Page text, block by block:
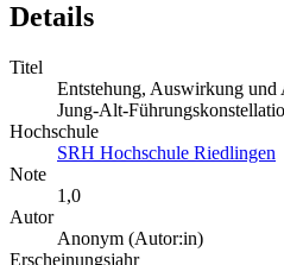
Details
Titel
Entstehung, Auswirkung
Jung-Alt-
Hochschule
SRH Hochschule Riedlingen
Note
1,0
Autor
Anonym (Autor:in)
Erscheinungsjahr